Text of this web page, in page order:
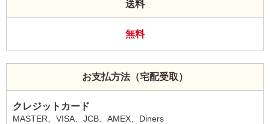
送料
無料
お支払方法（宅配受取）
クレジットカード
MASTER、VISA、JCB、AMEX、Diners